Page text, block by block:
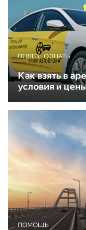
ПОЛЕЗНО ЗНАТЬ
Как взять в
условия и
ПОМОЩЬ